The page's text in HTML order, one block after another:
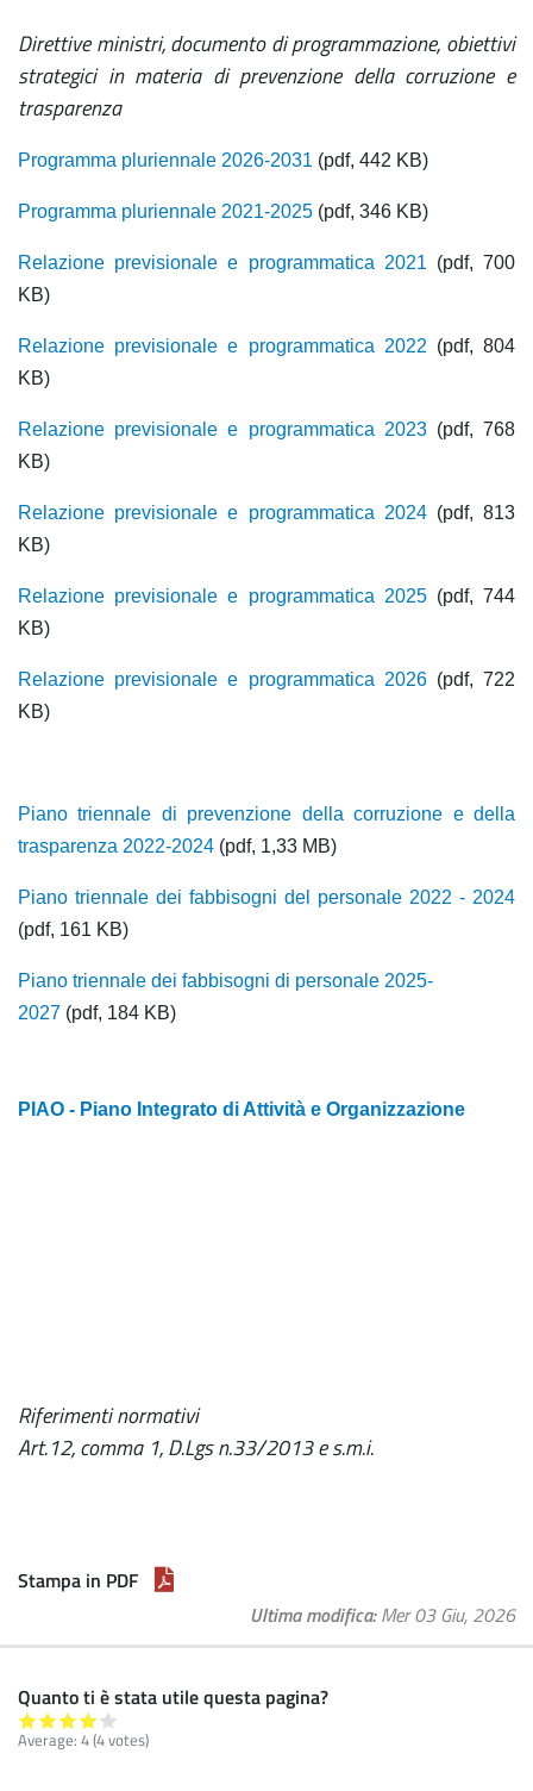
Direttive ministri, documento di programmazione, obiettivi
strategici in materia di prevenzione della corruzione e
trasparenza
Programma pluriennale 2026-2031 (pdf, 442 KB)
Programma pluriennale 2021-2025 (pdf, 346 KB)
Relazione previsionale e programmatica 2021 (pdf, 700
KB)
Relazione previsionale e programmatica 2022 (pdf, 804
KB)
Relazione previsionale e programmatica 2023(pdf, 768
KB)
Relazione previsionale e programmatica 2024(pdf, 813
KB)
Relazione previsionale e programmatica 2025(pdf, 744
KB)
Relazione previsionale e programmatica 2026(pdf, 722
KB)
Piano triennale di prevenzione della corruzione e della
trasparenza 2022-2024 (pdf, 1,33 MB)
Piano triennale dei fabbisogni del personale 2022 - 2024
(pdf, 161 KB)
Piano triennale dei fabbisogni di personale 2025-
2027 (pdf, 184 KB)
PIAO - Piano Integrato di Attività e Organizzazione
Riferimenti normativi
Art.12, comma 1, D.Lgs n.33/2013 e s.m.i.
Stampa in PDF
Ultima modifica Mer 03 Giu, 2026
Quanto ti è stata utile questa pagina?
Average: 4(4votes)